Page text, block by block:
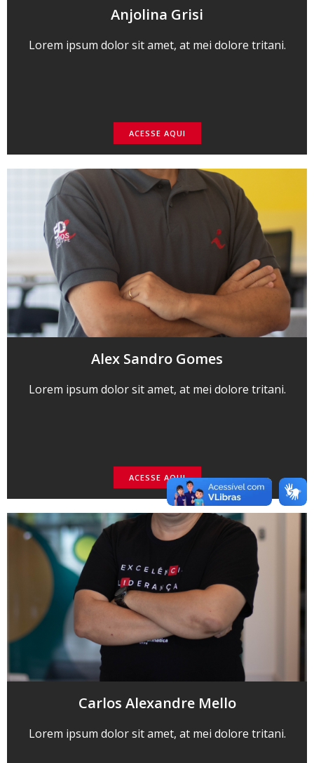
Anjolina Grisi
Lorem ipsum dolor sit amet, at mei dolore tritani.
ACESSE AQUI
Alex Sandro Gomes
Lorem ipsum dolor sit amet, at mei dolore tritani.
ACESSE AQUI
Carlos Alexandre Mello
Lorem ipsum dolor sit amet, at mei dolore tritani.